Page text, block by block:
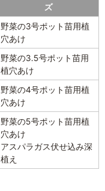
ズ
野菜の3号ポット苗用植
穴あけ
野菜の3.5号ポット苗用
植穴あけ
野菜の4号ポット苗用植
穴あけ
野菜の5号ポット苗用植
穴あけ
アスパラガス伏せ込み深
植え